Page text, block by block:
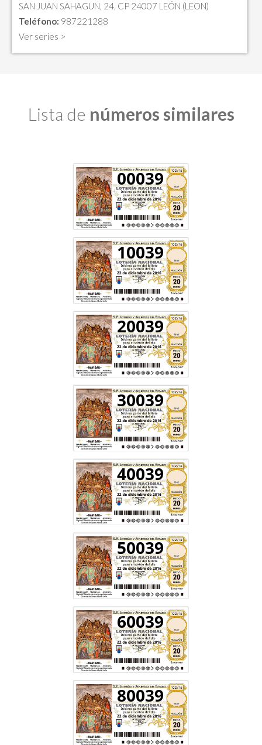
SAN JUAN SAHAGUN, 24, CP 24007 LEÓN (LEON)
Teléfono: 987221288
Ver series >
Lista de números similares
00039
10039
20039
30039
40039
50039
60039
80039